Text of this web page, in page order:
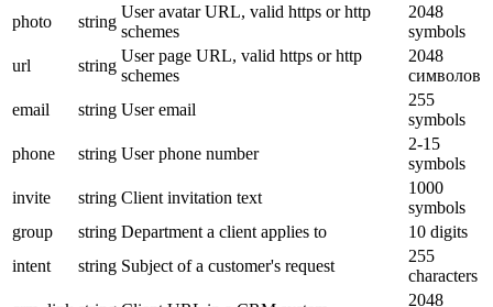
photo
string
User avatar URL, valid https or http
schemes
2048
symbols
url
string
User page URL, valid https or http
schemes
2048
символов
email
string User email
255
symbols
phone
string User phone number
2-15
symbols
invite
string Client invitation text
1000
symbols
group
string Department a client applies to
10 digits
intent
string Subject of a customer's request
255
characters
2048